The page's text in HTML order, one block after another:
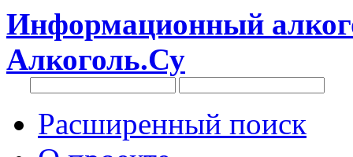
Информационный
Алкоголь.Су
Расширенный поиск